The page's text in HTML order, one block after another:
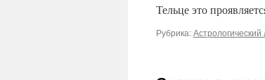
Тельце это
Рубрика:Астрологический